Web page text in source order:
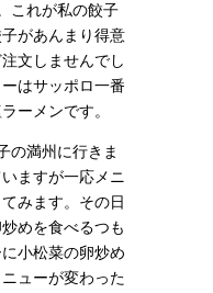
これが私の餃子
があんまり得意
文しませんでし
はサッポロ一番
ーメンです。
の満州に行きま
ますが一応メニ
みます。その日
めを食べるつも
小松菜の卵炒め
ューが変わった